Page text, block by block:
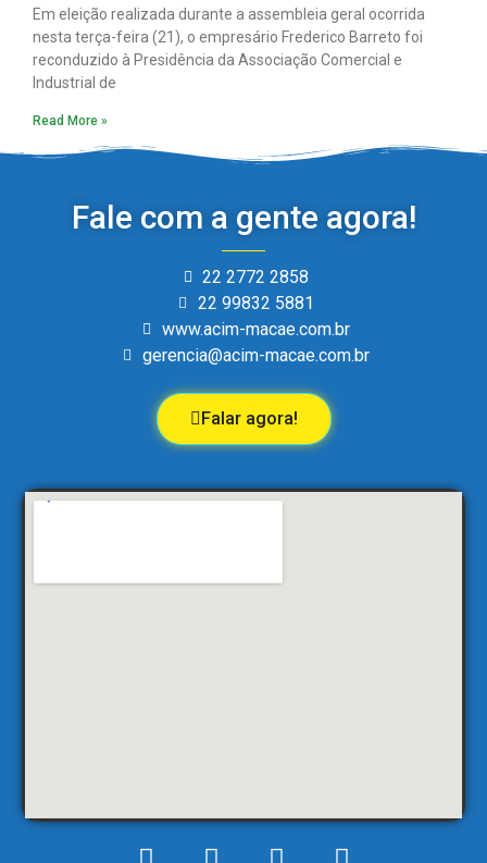
Em eleição realizada durante a assembleia geral ocorrida
nesta terça-feira (21), o empresário Frederico Barreto foi
reconduzido à Presidência da Associação Comercial e
Industrial de
Read More »
Fale com a gente agora!
22 2772 2858
22 99832 5881
www.acim-macae.com.br
gerencia@acim-macae.com.br
Falar agora!